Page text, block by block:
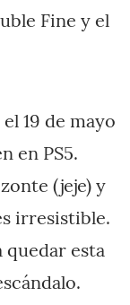
Fine y el
19 de mayo
en PS5.
(jeje) y
irresistible.
quedar esta